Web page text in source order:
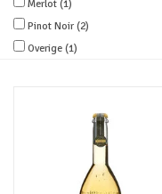
Merlot (1)
Pinot Noir (2)
Overige (1)